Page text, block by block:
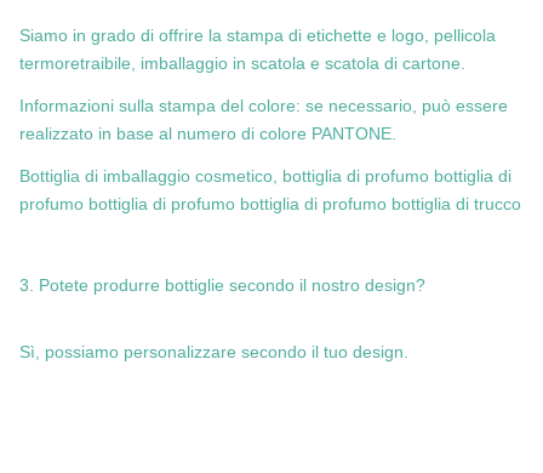
Siamo in grado di offrire la stampa di etichette e logo, pellicola
termoretraibile, imballaggio in scatola e scatola di cartone.
Informazioni sulla stampa del colore: se necessario, può essere
realizzato in base al numero di colore PANTONE.
Bottiglia di imballaggio cosmetico, bottiglia di profumo bottiglia di
profumo bottiglia di profumo bottiglia di profumo bottiglia di trucco
3. Potete produrre bottiglie secondo il nostro design?
Sì, possiamo personalizzare secondo il tuo design.